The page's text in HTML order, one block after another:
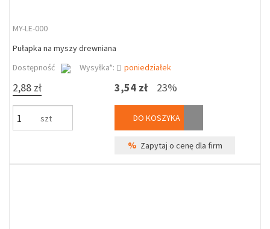
MY-LE-000
Pułapka na myszy drewniana
Dostępność
Wysyłka*: poniedziałek
2,88 zł
szt
3,54 zł 23%
DO KOSZYKA
% Zapytaj o cenę dla firm